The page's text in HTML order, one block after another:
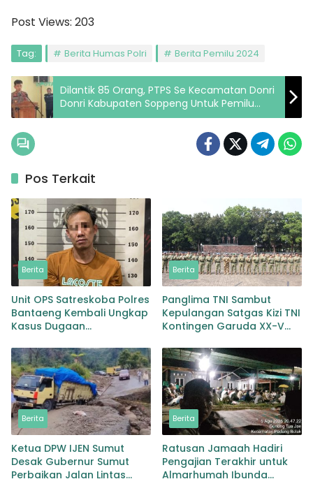
Post Views: 203
Tag: Berita Humas Polri Berita Pemilu 2024
Dilantik 85 Orang, PTPS Se Kecamatan Donri
Donri Kabupaten Soppeng Untuk Pemilu
2024
Pos Terkait
Berita
Unit OPS Satreskoba Polres
Bantaeng Kembali Ungkap
Kasus Dugaan
Peredaran Narkotika Jenis
Sabu
Berita
Panglima TNI Sambut
Kepulangan Satgas Kizi TNI
Kontingen Garuda XX-V
Berita
Ketua DPW IJEN Sumut
Desak Gubernur Sumut
Perbaikan Jalan Lintas
Berita
Ratusan Jamaah Hadiri
Pengajian Terakhir untuk
Almarhumah Ibunda